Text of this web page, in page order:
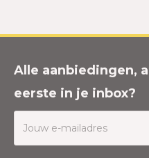
Alle aanbiedingen,
eerste in je inbox?